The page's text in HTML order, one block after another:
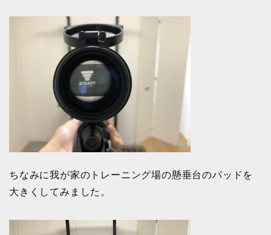
ちなみに我が家のトレーニング場の懸垂台のパッドを
大きくしてみました。